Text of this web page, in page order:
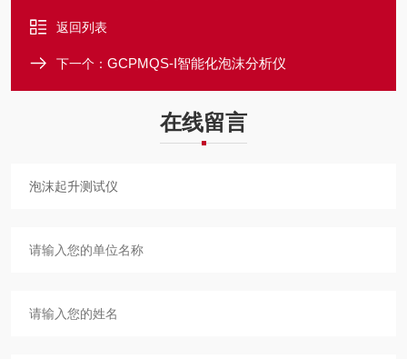
返回列表
下一个： GCPMQS-I智能化泡沫分析仪
在线留言